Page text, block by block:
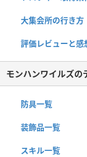
大集会所の行き方
評価レビューと感
モンハンワイルズの
防具一覧
装飾品一覧
スキル一覧